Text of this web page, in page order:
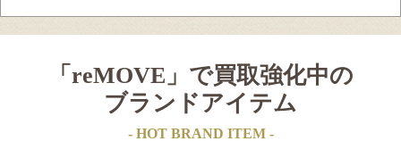
「reMOVE」で買取強化中の
ブランドアイテム
- HOT BRAND ITEM -